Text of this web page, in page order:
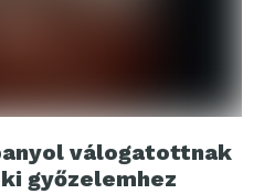
válogatottnak
győzelemhez